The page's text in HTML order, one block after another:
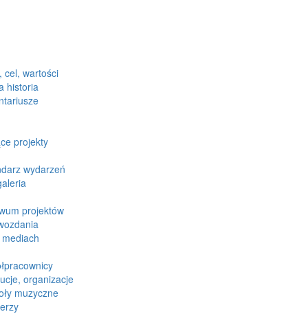
cel, wartości
historia
projekty
wydarzeń
projektów
organizacje
muzyczne